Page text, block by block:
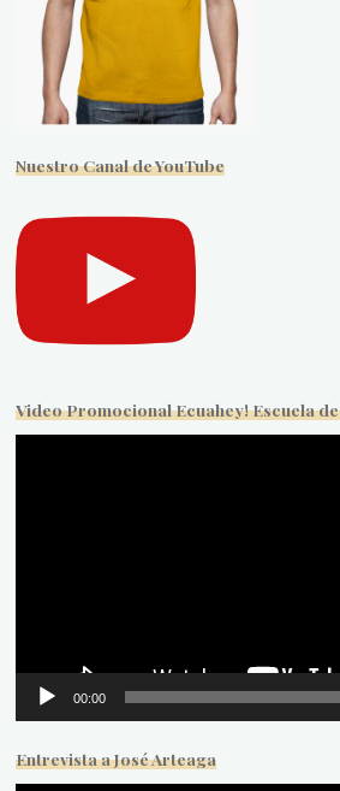
Nuestro Canal de YouTube
Video Promocional Ecuahey! Escuela
00:00
Entrevista a José Arteaga